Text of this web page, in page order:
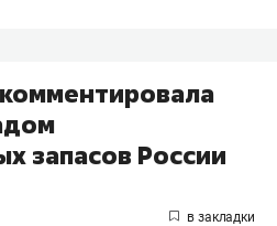
запасов России